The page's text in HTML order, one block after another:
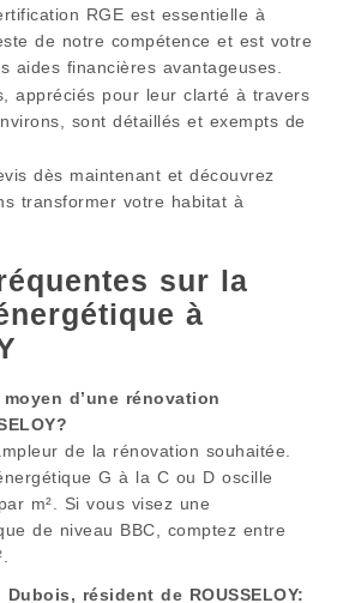
RGE est essentielle à
de notre compétence et est votre
aides financières avantageuses.
appréciés pour leur clarté à travers
sont détaillés et exempts de
dès maintenant et découvrez
transformer votre habitat à
sur la
à
d’une rénovation
?
de la rénovation souhaitée.
G à la C ou D oscille
m². Si vous visez une
de niveau BBC, comptez entre
Dubois, résident de ROUSSELOY: